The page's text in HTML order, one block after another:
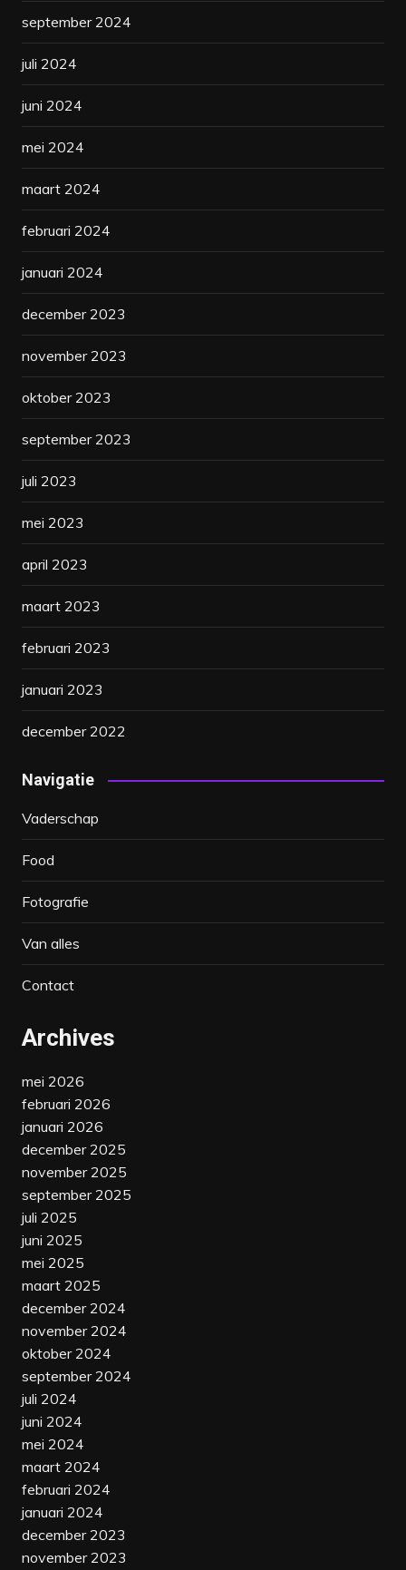
september 2024
juli 2024
juni 2024
mei 2024
maart 2024
februari 2024
januari 2024
december 2023
november 2023
oktober 2023
september 2023
juli 2023
mei 2023
april 2023
maart 2023
februari 2023
januari 2023
december 2022
Navigatie
Vaderschap
Food
Fotografie
Van alles
Contact
Archives
mei 2026
februari 2026
januari 2026
december 2025
november 2025
september 2025
juli 2025
juni 2025
mei 2025
maart 2025
december 2024
november 2024
oktober 2024
september 2024
juli 2024
juni 2024
mei 2024
maart 2024
februari 2024
januari 2024
december 2023
november 2023